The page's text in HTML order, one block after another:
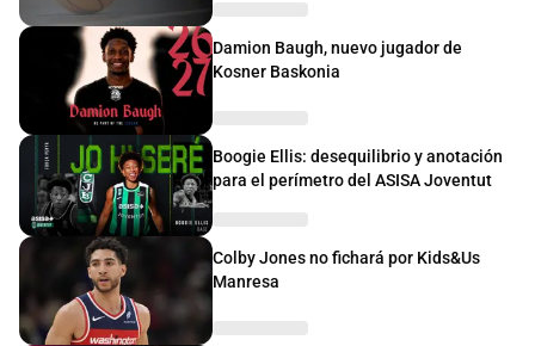
Damion Baugh, nuevo jugador de
Kosner Baskonia
Boogie Ellis: desequilibrio y anotación
para el perímetro del ASISA Joventut
Colby Jones no fichará por Kids&Us
Manresa